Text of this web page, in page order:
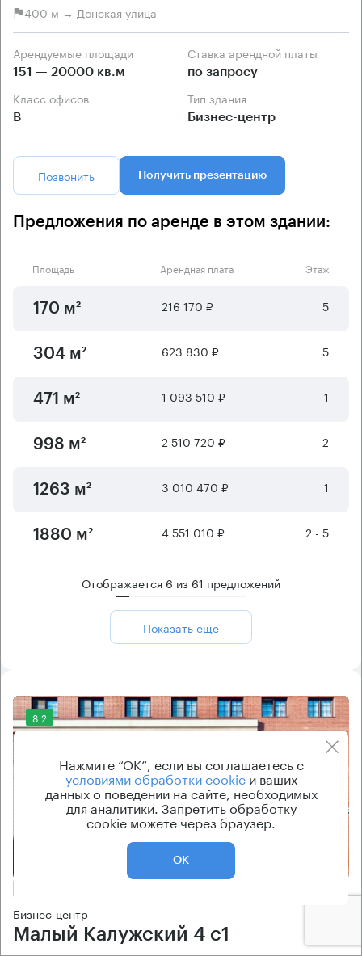
400 м → Донская улица
Арендуемые площади
151 — 20000 кв.м
Ставка арендной платы
по запросу
Класс офисов
B
Тип здания
Бизнес-центр
Позвонить Получить презентацию
Предложения по аренде в этом здании:
Площадь Арендная плата Этаж
170 м² 216 170 ₽ 5
304 м² 623 830 ₽ 5
471 м² 1 093 510 ₽ 1
998 м² 2 510 720 ₽ 2
1263 м² 3 010 470 ₽ 1
1880 м² 4 551 010 ₽ 2 - 5
Отображается 6 из 61 предложений
Показать ещё
8.2
Бизнес-центр
Малый Калужский 4 с1
Нажмите “ОК”, если вы соглашаетесь с
условиями обработки cookieи ваших
данных о поведении на сайте, необходимых
для аналитики. Запретить обработку
cookie можете через браузер.
ОК